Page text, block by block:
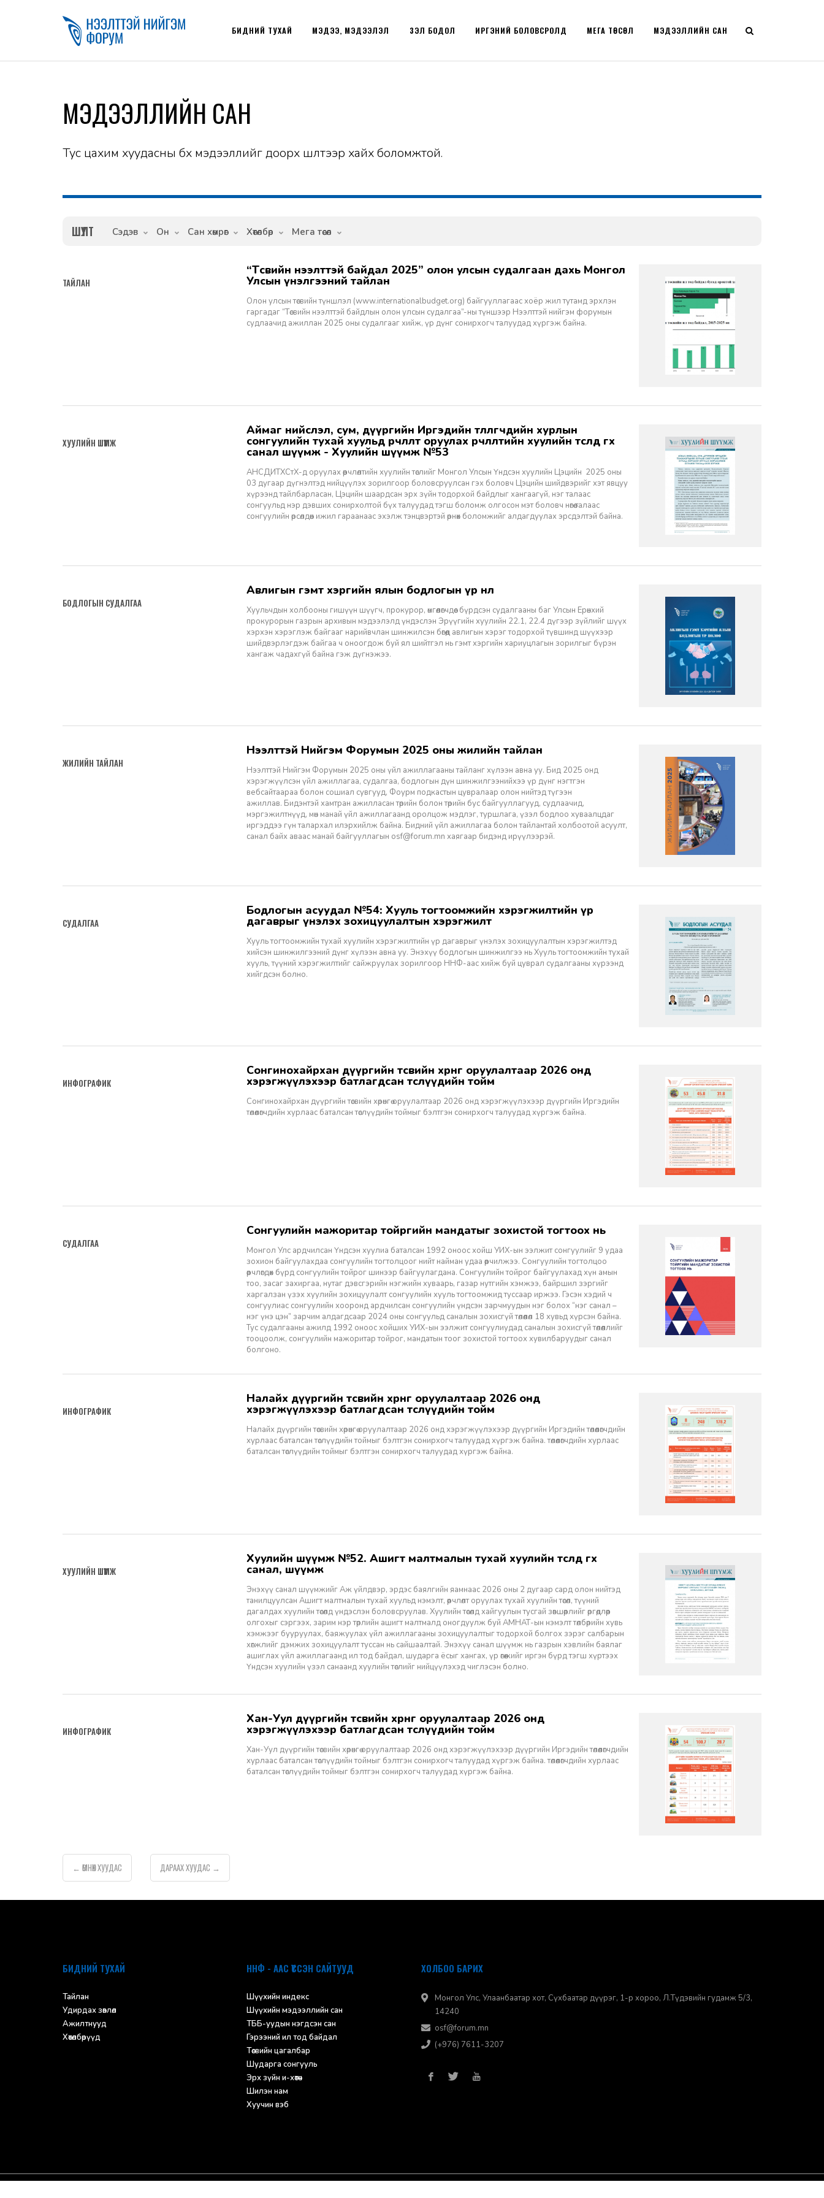
БИДНИЙ ТУХАЙ МЭДЭЭ, МЭДЭЭЛЭЛ ҮЗЭЛ БОДОЛ ИРГЭНИЙ БОЛОВСРОЛД МЭДЭЭЛЛИЙН САН
МЕГА ТӨСӨЛ
МЭДЭЭЛЛИЙН САН
Тус цахим хуудасны бүх мэдээллийг доорх шүүлтээр хайх боломжтой.
ШҮҮЛТ Сэдэв Он Сан хөмрөг Хөтөлбөр Мега төсөл
“Төсвийн нээлттэй байдал 2025” олон улсын судалгаан дахь Монгол
Улсын үнэлгээний тайлан
Олон улсын төсвийн түншлэл (www.internationalbudget.org) байгууллагаас хоёр жил тутамд эрхлэн
гаргадаг “Төсвийн нээлттэй байдлын олон улсын судалгаа”-ны түншээр Нээлттэй нийгэм форумын
судлаачид ажиллан 2025 оны судалгааг хийж, үр дүнг сонирхогч талуудад хүргэж байна.
ТАЙЛАН
Аймаг нийслэл, сум, дүүргийн Иргэдийн төлөөлөгчдийн хурлын
сонгуулийн тухай хуульд өөрчлөлт оруулах өөрчлөлтийн хуулийн төсөлд өгөх
санал шүүмж - Хуулийн шүүмж №53
АНСДИТХСтХ-д оруулах өөрчлөлтийн хуулийн төслийг Монгол Улсын Үндсэн хуулийн Цэцийн 2025 оны
03 дугаар дүгнэлтэд нийцүүлэх зорилгоор боловсруулсан гэх боловч Цэцийн шийдвэрийг хэт явцуу
хүрээнд тайлбарласан, Цэцийн шаардсан эрх зүйн тодорхой байдлыг хангаагүй, нэг талаас
сонгуульд нэр дэвших сонирхолтой бүх талуудад тэгш боломж олгосон мэт боловч нөгөө талаас
сонгуулийн өрсөлдөөн ижил гараанаас эхэлж тэнцвэртэй өрнөх боломжийг алдагдуулах эрсдэлтэй байна.
ХУУЛИЙН ШҮҮМЖ
Авлигын гэмт хэргийн ялын бодлогын үр нөлөө
Хуульчдын холбооны гишүүн шүүгч, прокурор, өмгөөлөгчдөөс бүрдсэн судалгааны баг Улсын Ерөнхий
прокурорын газрын архивын мэдээлэлд үндэслэн Эрүүгийн хуулийн 22.1, 22.4 дүгээр зүйлийг шүүх
хэрхэн хэрэглэж байгааг нарийвчлан шинжилсэн бөгөөд авлигын хэрэг тодорхой түвшинд шүүхээр
шийдвэрлэгдэж байгаа ч оноогдож буй ял шийтгэл нь гэмт хэргийн хариуцлагын зорилгыг бүрэн
хангаж чадахгүй байна гэж дүгнэжээ.
БОДЛОГЫН СУДАЛГАА
Нээлттэй Нийгэм Форумын 2025 оны жилийн тайлан
Нээлттэй Нийгэм Форумын 2025 оны үйл ажиллагааны тайланг хүлээн авна уу. Бид 2025 онд
хэрэгжүүлсэн үйл ажиллагаа, судалгаа, бодлогын дүн шинжилгээнийхээ үр дүнг нэгтгэн
вебсайтаараа болон сошиал сувгууд, Фоурм подкастын цувралаар олон нийтэд түгээн
ажиллав. Бидэнтэй хамтран ажилласан төрийн болон төрийн бус байгууллагууд, судлаачид,
мэргэжилтнүүд, мөн манай үйл ажиллагаанд оролцож мэдлэг, туршлага, үзэл бодлоо хуваалцдаг
иргэддээ гүн талархал илэрхийлж байна. Бидний үйл ажиллагаа болон тайлантай холбоотой асуулт,
санал байх аваас манай байгууллагын osf@forum.mn хаягаар бидэнд ирүүлээрэй.
ЖИЛИЙН ТАЙЛАН
Бодлогын асуудал №54: Хууль тогтоомжийн хэрэгжилтийн үр
дагаврыг үнэлэх зохицуулалтын хэрэгжилт
Хууль тогтоомжийн тухай хуулийн хэрэгжилтийн үр дагаврыг үнэлэх зохицуулалтын хэрэгжилтэд
хийсэн шинжилгээний дүнг хүлээн авна уу. Энэхүү бодлогын шинжилгээ нь Хууль тогтоомжийн тухай
хууль, түүний хэрэгжилтийг сайжруулах зорилгоор ННФ-аас хийж буй цуврал судалгааны хүрээнд
хийгдсэн болно.
СУДАЛГАА
Сонгинохайрхан дүүргийн төсвийн хөрөнгө оруулалтаар 2026 онд
хэрэгжүүлэхээр батлагдсан төслүүдийн тойм
Сонгинохайрхан дүүргийн төсвийн хөрөнгө оруулалтаар 2026 онд хэрэгжүүлэхээр дүүргийн Иргэдийн
төлөөлөгчдийн хурлаас баталсан төслүүдийн тоймыг бэлтгэн сонирхогч талуудад хүргэж байна.
ИНФОГРАФИК
Сонгуулийн мажоритар тойргийн мандатыг зохистой тогтоох нь
Монгол Улс ардчилсан Үндсэн хуулиа баталсан 1992 оноос хойш УИХ-ын ээлжит сонгуулийг 9 удаа
зохион байгуулахдаа сонгуулийн тогтолцоог нийт найман удаа өөрчилжээ. Сонгуулийн тогтолцоо
өөрчлөгдөх бүрд сонгуулийн тойрог шинээр байгуулагдана. Сонгуулийн тойрог байгуулахад хүн амын
тоо, засаг захиргаа, нутаг дэвсгэрийн нэгжийн хуваарь, газар нутгийн хэмжээ, байршил зэргийг
харгалзан үзэх хуулийн зохицуулалт сонгуулийн хууль тогтоомжид туссаар иржээ. Гэсэн хэдий ч
сонгуулиас сонгуулийн хооронд ардчилсан сонгуулийн үндсэн зарчмуудын нэг болох “нэг санал –
нэг үнэ цэн” зарчим алдагдсаар 2024 оны сонгуульд саналын зохисгүй төлөөлөл 18 хувьд хүрсэн байна.
Тус судалгааны ажилд 1992 оноос хойших УИХ-ын ээлжит сонгуулиудад саналын зохисгүй төлөөллийг
тооцоолж, сонгуулийн мажоритар тойрог, мандатын тоог зохистой тогтоох хувилбаруудыг санал
болгоно.
СУДАЛГАА
Налайх дүүргийн төсвийн хөрөнгө оруулалтаар 2026 онд
хэрэгжүүлэхээр батлагдсан төслүүдийн тойм
Налайх дүүргийн төсвийн хөрөнгө оруулалтаар 2026 онд хэрэгжүүлэхээр дүүргийн Иргэдийн төлөөлөгчдийн
хурлаас баталсан төслүүдийн тоймыг бэлтгэн сонирхогч талуудад хүргэж байна. төлөөлөгчдийн хурлаас
баталсан төслүүдийн тоймыг бэлтгэн сонирхогч талуудад хүргэж байна.
ИНФОГРАФИК
Хуулийн шүүмж №52. Ашигт малтмалын тухай хуулийн төсөлд өгөх
санал, шүүмж
Энэхүү санал шүүмжийг Аж үйлдвэр, эрдэс баялгийн яамнаас 2026 оны 2 дугаар сард олон нийтэд
танилцуулсан Ашигт малтмалын тухай хуульд нэмэлт, өөрчлөлт оруулах тухай хуулийн төсөл, түүний
дагалдах хуулийн төсөлд үндэслэн боловсруулав. Хуулийн төсөлд хайгуулын тусгай зөвшөөрлийг өргөдлөөр
олгохыг сэргээх, зарим нэр төрлийн ашигт малтмалд оногдуулж буй АМНАТ-ын нэмэлт төлбөрийн хувь
хэмжээг бууруулах, баяжуулах үйл ажиллагааны зохицуулалтыг тодорхой болгох зэрэг салбарын
хөгжлийг дэмжих зохицуулалт туссан нь сайшаалтай. Энэхүү санал шүүмж нь газрын хэвлийн баялаг
ашиглах үйл ажиллагаанд ил тод байдал, шударга ёсыг хангах, үр өгөөжийг иргэн бүрд тэгш хүртээх
Үндсэн хуулийн үзэл санаанд хуулийн төслийг нийцүүлэхэд чиглэсэн болно.
ХУУЛИЙН ШҮҮМЖ
Хан-Уул дүүргийн төсвийн хөрөнгө оруулалтаар 2026 онд
хэрэгжүүлэхээр батлагдсан төслүүдийн тойм
Хан-Уул дүүргийн төсвийн хөрөнгө оруулалтаар 2026 онд хэрэгжүүлэхээр дүүргийн Иргэдийн төлөөлөгчдийн
хурлаас баталсан төслүүдийн тоймыг бэлтгэн сонирхогч талуудад хүргэж байна. төлөөлөгчдийн хурлаас
баталсан төслүүдийн тоймыг бэлтгэн сонирхогч талуудад хүргэж байна.
ИНФОГРАФИК
← ӨМНӨХХУУДАС ДАРААХХУУДАС →
БИДНИЙ ТУХАЙ
Тайлан
Удирдах зөвлөл
Ажилтнууд
Хөтөлбөрүүд
ННФ - ААС ҮҮССЭН САЙТУУД
Шүүхийн индекс
Шүүхийн мэдээллийн сан
ТББ-уудын нэгдсэн сан
Гэрээний ил тод байдал
Төсвийн цагалбар
Шударга сонгууль
Эрх зүйн и-хөтөч
Шилэн нам
Хуучин вэб
ХОЛБОО БАРИХ
Монгол Улс, Улаанбаатар хот, Сүхбаатар дүүрэг, 1-р хороо, ​Л.Түдэвийн гудамж 5/3,
14240
osf@forum.mn
(+976) 7611-3207